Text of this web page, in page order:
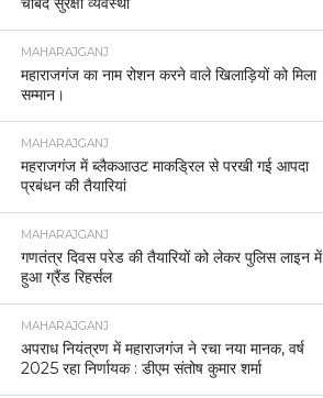
MAHARAJGANJ
महाराजगंज का नाम रोशन करने वाले खिलाड़ियों को मिला
सम्मान।
MAHARAJGANJ
महराजगंज में ब्लैकआउट माकड्रिल से परखी गई आपदा
प्रबंधन की तैयारियां
MAHARAJGANJ
गणतंत्र दिवस परेड की तैयारियों को लेकर पुलिस लाइन में
हुआ ग्रैंड रिहर्सल
MAHARAJGANJ
अपराध नियंत्रण में महाराजगंज ने रचा नया मानक, वर्ष
2025 रहा निर्णायक : डीएम संतोष कुमार शर्मा